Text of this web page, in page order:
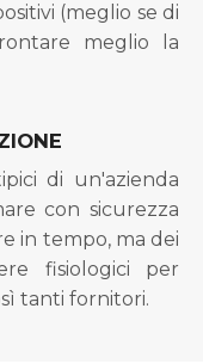
(meglio se di
meglio la
di un'azienda
con sicurezza
in tempo, ma dei
fisiologici per
tanti fornitori.